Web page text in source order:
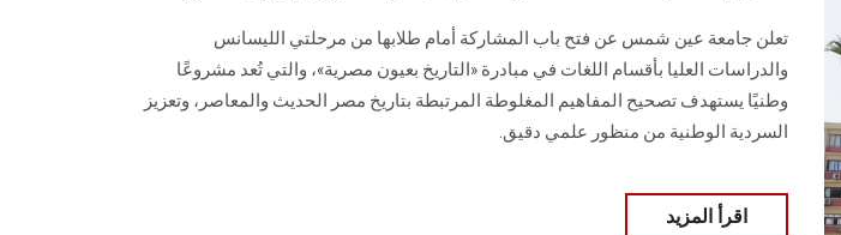
تعلن جامعة عين شمس عن فتح باب المشاركة أمام طلابها من مرحلتي الليسانس
والدراسات العليا بأقسام اللغات في مبادرة «التاريخ بعيون مصرية»، والتي تُعد مشروعًا
وطنيًا يستهدف تصحيح المفاهيم المغلوطة المرتبطة بتاريخ مصر الحديث والمعاصر، وتعزيز
السردية الوطنية من منظور علمي دقيق.
اقرأ المزيد